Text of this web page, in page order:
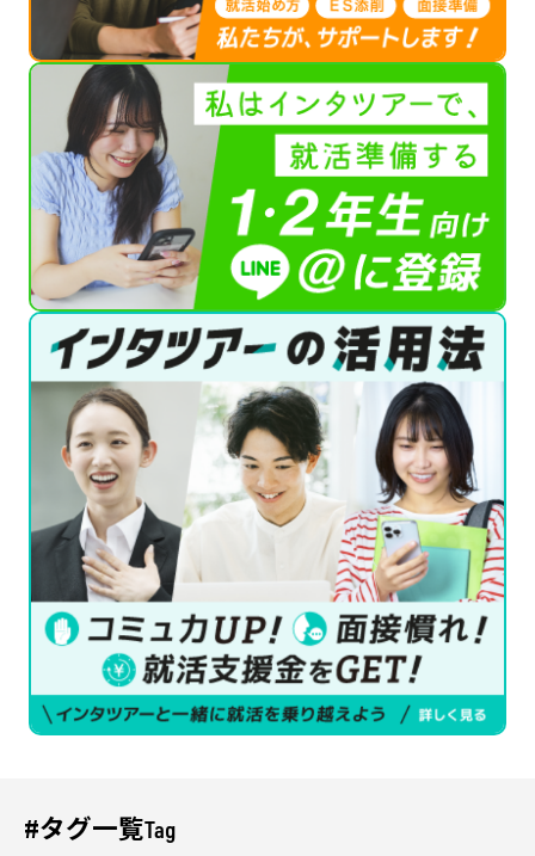
Tag
#タグ一覧